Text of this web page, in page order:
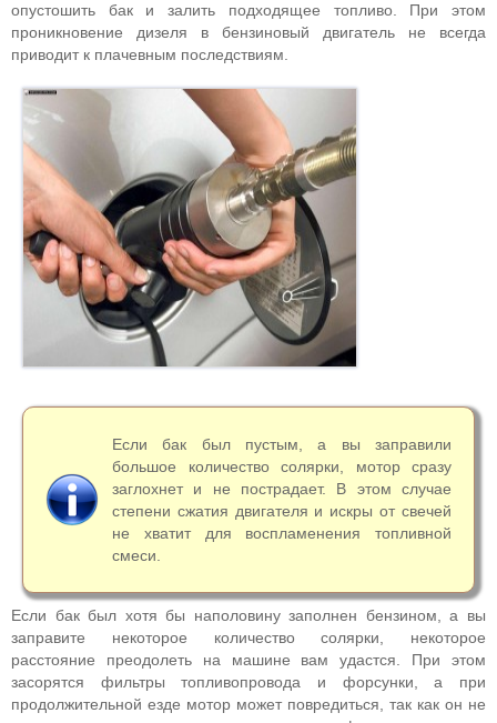
опустошить бак и залить подходящее топливо. При этом
проникновение дизеля в бензиновый двигатель не всегда
приводит к плачевным последствиям.
Если бак был пустым, а вы заправили
большое количество солярки, мотор сразу
заглохнет и не пострадает. В этом случае
степени сжатия двигателя и искры от свечей
не хватит для воспламенения топливной
смеси.
Если бак был хотя бы наполовину заполнен бензином, а вы
заправите некоторое количество солярки, некоторое
расстояние преодолеть на машине вам удастся. При этом
засорятся фильтры топливопровода и форсунки, а при
продолжительной езде мотор может повредиться, так как он не